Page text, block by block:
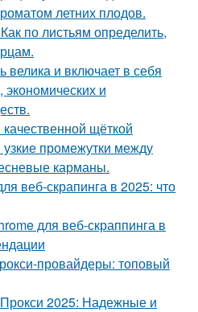
летних плодов.
по листьям определить,
велика и включает в себя
экономических и
щёткой
промежутки между
карманы.
веб-скрапинга в 2025: что
для веб-скраппинга в
провайдеры: топовый
2025: Надежные и